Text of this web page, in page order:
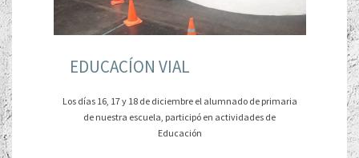
EDUCACÍON VIAL
Los días 16, 17 y 18 de diciembre el alumnado de primaria
de nuestra escuela, participó en actividades de
Educación